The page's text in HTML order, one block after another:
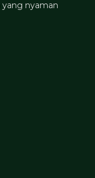
yang nyaman